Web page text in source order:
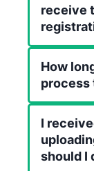
receive
How
process
I
should I